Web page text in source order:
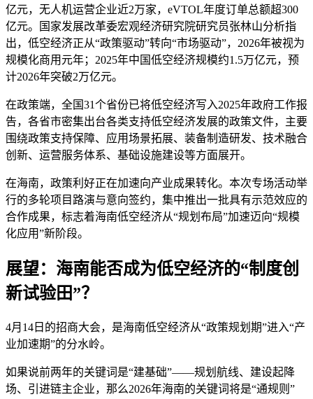
亿元，无人机运营企业近2万家，eVTOL年度订单总额超300
亿元。国家发展改革委宏观经济研究院研究员张林山分析指
出，低空经济正从“政策驱动”转向“市场驱动”，2026年被视为
规模化商用元年；2025年中国低空经济规模约1.5万亿元，预
计2026年突破2万亿元。
在政策端，全国31个省份已将低空经济写入2025年政府工作报
告，各省市密集出台各类支持低空经济发展的政策文件，主要
围绕政策支持保障、应用场景拓展、装备制造研发、技术融合
创新、运营服务体系、基础设施建设等方面展开。
在海南，政策利好正在加速向产业成果转化。本次专场活动举
行的多轮项目路演与意向签约，集中推出一批具有示范效应的
合作成果，标志着海南低空经济从“规划布局”加速迈向“规模
化应用”新阶段。
展望：海南能否成为低空经济的“制度创
新试验田”？
4月14日的招商大会，是海南低空经济从“政策规划期”进入“产
业加速期”的分水岭。
如果说前两年的关键词是“建基础”——规划航线、建设起降
场、引进链主企业，那么2026年海南的关键词将是“通规则”